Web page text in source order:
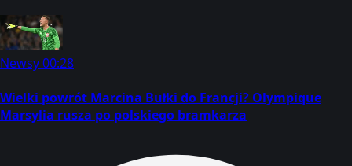
Newsy00:28
Wielki powrót Marcina Bułki do Francji? Olympique
Marsylia rusza po polskiego bramkarza